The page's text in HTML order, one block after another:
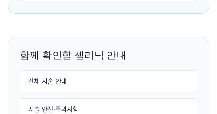
함께 확인할 셀리닉 안내
전체 시술 안내
시술 안전·주의사항